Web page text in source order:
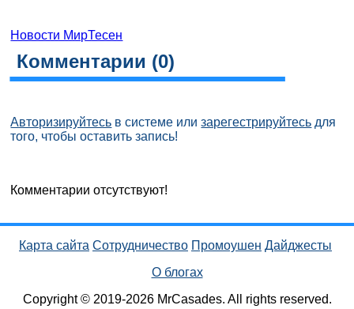
Новости МирТесен
Комментарии (0)
Авторизируйтесь в системе илизарегестрируйтесь для
того, чтобы оставить запись!
Комментарии отсутствуют!
Карта сайта Сотрудничество Промоушен Дайджесты
О блогах
Copyright © 2019-2026 MrCasades. All rights reserved.